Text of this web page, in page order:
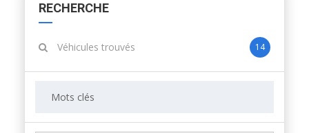
RECHERCHE
Véhicules trouvés 14